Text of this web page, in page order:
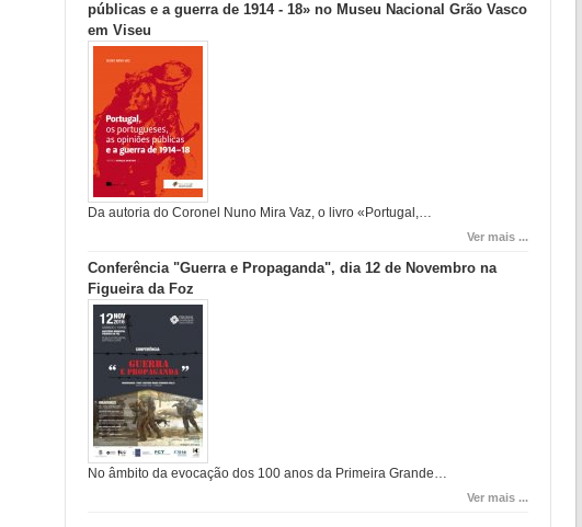
públicas e a guerra de 1914 - 18» no Museu Nacional Grão Vasco
em Viseu
Da autoria do Coronel Nuno Mira Vaz, o livro «Portugal,…
Ver mais ...
Conferência "Guerra e Propaganda", dia 12 de Novembro na
Figueira da Foz
No âmbito da evocação dos 100 anos da Primeira Grande…
Ver mais ...